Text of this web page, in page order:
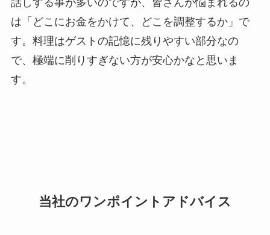
は「どこにお金をかけて、どこを調整するか」で
す。料理はゲストの記憶に残りやすい部分なの
で、極端に削りすぎない方が安心かなと思いま
す。
当社のワンポイントアドバイス